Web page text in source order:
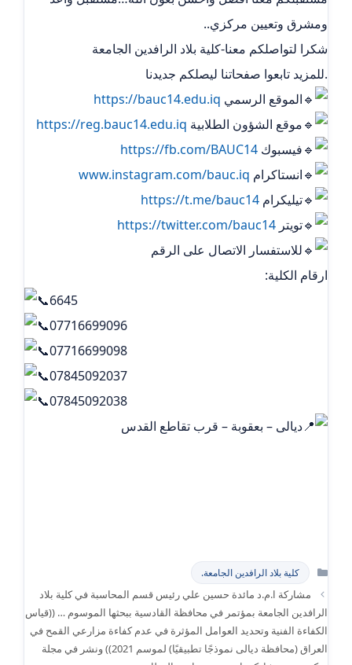
ومشرق وتعيين مركزي..
شكرا لتواصلكم معنا-كلية بلاد الرافدين الجامعة
.للمزيد تابعوا صفحاتنا ليصلكم جديدنا
الموقع الرسمي https://bauc14.edu.iq
موقع الشؤون الطلابية https://reg.bauc14.edu.iq
فيسبوك https://fb.com/BAUC14
انستاكرام www.instagram.com/bauc.iq
تيليكرام ‏ https://t.me/bauc14
تويتر https://twitter.com/bauc14
للاستفسار الاتصال على الرقم
ارقام الكلية:
6645
07716699096
07716699098
07845092037
07845092038
ديالى – بعقوبة – قرب تقاطع القدس
التصنيفات
كلية بلاد الرافدين الجامعة.
مشاركة ا.م.د مائدة حسين علي رئيس قسم المحاسبة في كلية بلاد
الرافدين الجامعة بمؤتمر في محافظة القادسية ببحثها الموسوم … ((قياس
الكفاءة الفنية وتحديد العوامل المؤثرة في عدم كفاءة مزارعي القمح في
العراق (محافظة ديالى نموذجًا تطبيقيًا) لموسم 2021)) ونشر في مجلة